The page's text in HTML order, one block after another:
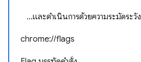
...และดำเนินการด้วยความระมัดระวัง
chrome://flags